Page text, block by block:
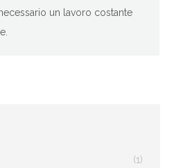
un lavoro costante
(1)